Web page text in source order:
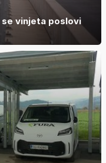
vinjeta poslovi